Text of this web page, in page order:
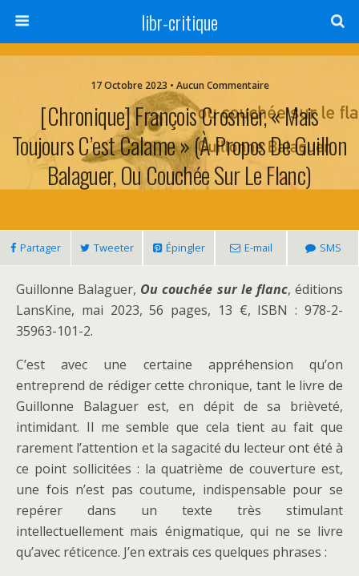
libr-critique
17 Octobre 2023 • Aucun Commentaire
[Chronique] François Crosnier, « Mais
Toujours C’est Calame » (à Propos De Guillon
Balaguer, Ou Couchée Sur Le Flanc)
Partager Tweeter Épingler E-mail SMS
Guillonne Balaguer, Ou couchée sur le flanc, éditions
LansKine, mai 2023, 56 pages, 13 €, ISBN : 978-2-
35963-101-2.
C’est avec une certaine appréhension qu’on
entreprend de rédiger cette chronique, tant le livre de
Guillonne Balaguer est, en dépit de sa brièveté,
intimidant. Il me semble que cela tient au fait que
rarement l’attention et la sagacité du lecteur ont été à
ce point sollicitées : la quatrième de couverture est,
une fois n’est pas coutume, indispensable pour se
repérer dans un texte très stimulant
intellectuellement mais énigmatique, qui ne se livre
qu’avec réticence. J’en extrais ces quelques phrases :